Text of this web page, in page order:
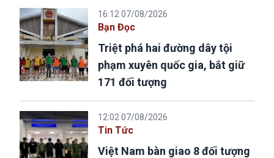
16:12 07/08/2026
Bạn Đọc
Triệt phá hai đường dây tội
phạm xuyên quốc gia, bắt giữ
171 đối tượng
12:02 07/08/2026
Tin Tức
Việt Nam bàn giao 8 đối tượng